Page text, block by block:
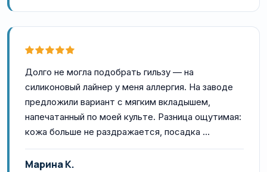
Долго не могла подобрать гильзу — на
силиконовый лайнер у меня аллергия. На заводе
предложили вариант с мягким вкладышем,
напечатанный по моей культе. Разница ощутимая:
кожа больше не раздражается, посадка …
Марина К.